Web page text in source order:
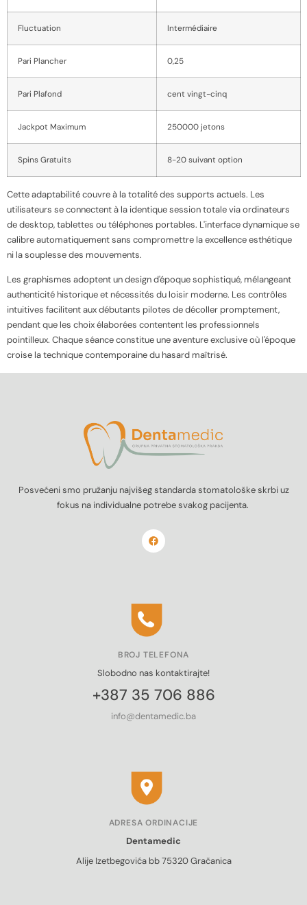
Fluctuation Intermédiaire
Pari Plancher 0,25
Pari Plafond cent vingt-cinq
Jackpot Maximum 250000 jetons
Spins Gratuits 8-20 suivant option
Cette adaptabilité couvre à la totalité des supports actuels. Les
utilisateurs se connectent à la identique session totale via ordinateurs
de desktop, tablettes ou téléphones portables. L'interface dynamique se
calibre automatiquement sans compromettre la excellence esthétique
ni la souplesse des mouvements.
Les graphismes adoptent un design d'époque sophistiqué, mélangeant
authenticité historique et nécessités du loisir moderne. Les contrôles
intuitives facilitent aux débutants pilotes de décoller promptement,
pendant que les choix élaborées contentent les professionnels
pointilleux. Chaque séance constitue une aventure exclusive où l'époque
croise la technique contemporaine du hasard maîtrisé.
Posvećeni smo pružanju najvišeg standarda stomatološke skrbi uz
fokus na individualne potrebe svakog pacijenta.
BROJ TELEFONA
Slobodno nas kontaktirajte!
+387 35 706 886
info@dentamedic.ba
ADRESA ORDINACIJE
Dentamedic
Alije Izetbegovića bb 75320 Gračanica